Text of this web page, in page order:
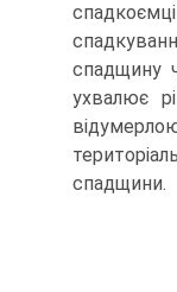
спадщину
ухвалює
спадщини.